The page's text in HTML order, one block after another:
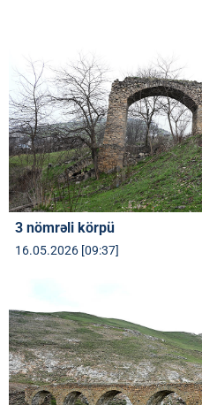
3 nömrəli körpü
16.05.2026 [09:37]